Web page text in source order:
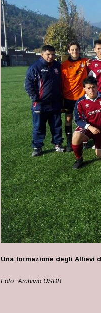
Una formazione degli Allievi
Foto: Archivio USDB